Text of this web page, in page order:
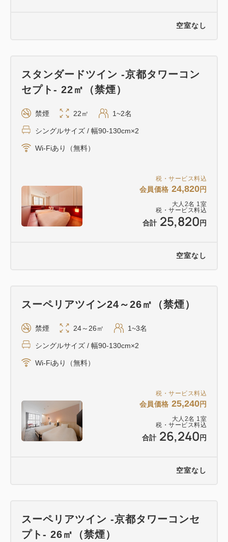
空室なし
税・サービス料込
会員価格 24,820円
大人 2名 1 室
税・サービス料込
合計 25,820 円
スタンダードツイン -京都タワーコン
セプト- 22㎡（禁煙）
禁煙 22㎡ 1~2名
シングルサイズ / 幅90-130cm×2
Wi-Fiあり（無料）
空室なし
税・サービス料込
会員価格 25,240円
大人 2名 1 室
税・サービス料込
合計 26,240 円
スーペリアツイン24～26㎡（禁煙）
禁煙 24～26㎡ 1~3名
シングルサイズ / 幅90-130cm×2
Wi-Fiあり（無料）
空室なし
スーペリアツイン -京都タワーコンセ
プト- 26㎡（禁煙）